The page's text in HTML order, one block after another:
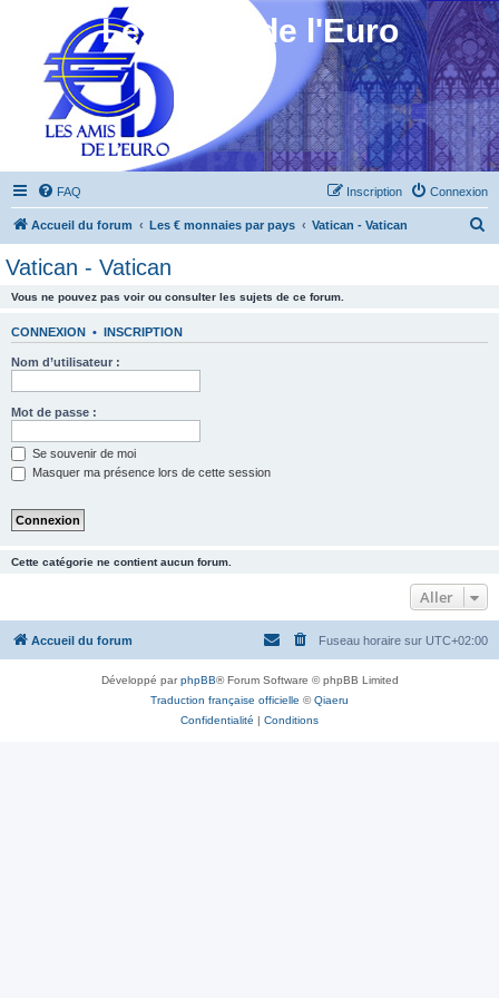
Les Amis de l'Euro
FAQ Connexion
Inscription
Accueil du forum Les € monnaies par pays Vatican - Vatican
Vatican - Vatican
Vous ne pouvez pas voir ou consulter les sujets de ce forum.
CONNEXION • INSCRIPTION
Nom d’utilisateur :
Mot de passe :
Se souvenir de moi
Masquer ma présence lors de cette session
Cette catégorie ne contient aucun forum.
Aller
Accueil du forum Fuseau horaire sur UTC+02:00
Développé parphpBB® Forum Software © phpBB Limited
Traduction française officielle ©Qiaeru
Confidentialité | Conditions